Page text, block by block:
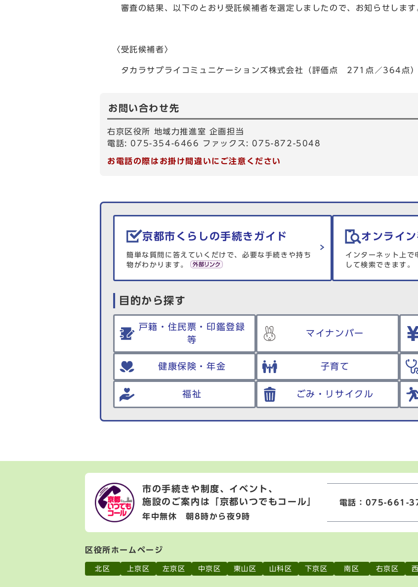
審査の結果、以下のとおり受託候補者を選定しましたので、お知らせします
〈受託候補者〉
タカラサプライコミュニケーションズ株式会社（評価点 271点／364点）
お問い合わせ先
右京区役所 地域力推進室 企画担当
電話: 075-354-6466 ファックス: 075-872-5048
お電話の際はお掛け間違いにご注意ください
生活情報を探す
京都市くらしの手続きガイド
簡単な質問に答えていくだけで、必要な手続きや持ち
物がわかります。
オンライ
インターネット上で
して検索できます。
目的から探す
戸籍・住民票・印鑑登録
等
マイナンバー
健康保険・年金 子育て
福祉 ごみ・リサイクル
市の手続きや制度、イベント、
施設のご案内は
「京都いつでもコール」
年中無休 朝8時から夜9時
電話：075-661-
区役所ホームページ
北区 上京区 左京区 中京区 東山区 山科区 下京区 南区 右京区